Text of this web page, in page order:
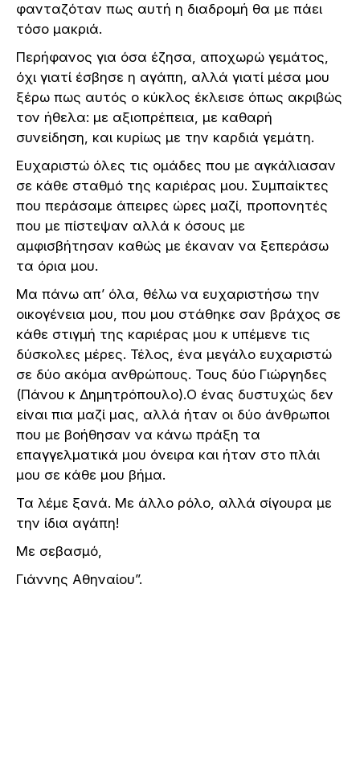
φανταζόταν πως αυτή η διαδρομή θα με πάει
τόσο μακριά.
Περήφανος για όσα έζησα, αποχωρώ γεμάτος,
όχι γιατί έσβησε η αγάπη, αλλά γιατί μέσα μου
ξέρω πως αυτός ο κύκλος έκλεισε όπως ακριβώς
τον ήθελα: με αξιοπρέπεια, με καθαρή
συνείδηση, και κυρίως με την καρδιά γεμάτη.
Ευχαριστώ όλες τις ομάδες που με αγκάλιασαν
σε κάθε σταθμό της καριέρας μου. Συμπαίκτες
που περάσαμε άπειρες ώρες μαζί, προπονητές
που με πίστεψαν αλλά κ όσους με
αμφισβήτησαν καθώς με έκαναν να ξεπεράσω
τα όρια μου.
Μα πάνω απ’ όλα, θέλω να ευχαριστήσω την
οικογένεια μου, που μου στάθηκε σαν βράχος σε
κάθε στιγμή της καριέρας μου κ υπέμενε τις
δύσκολες μέρες. Τέλος, ένα μεγάλο ευχαριστώ
σε δύο ακόμα ανθρώπους. Τους δύο Γιώργηδες
(Πάνου κ Δημητρόπουλο).Ο ένας δυστυχώς δεν
είναι πια μαζί μας, αλλά ήταν οι δύο άνθρωποι
που με βοήθησαν να κάνω πράξη τα
επαγγελματικά μου όνειρα και ήταν στο πλάι
μου σε κάθε μου βήμα.
Τα λέμε ξανά. Με άλλο ρόλο, αλλά σίγουρα με
την ίδια αγάπη!
Με σεβασμό,
Γιάννης Αθηναίου”.